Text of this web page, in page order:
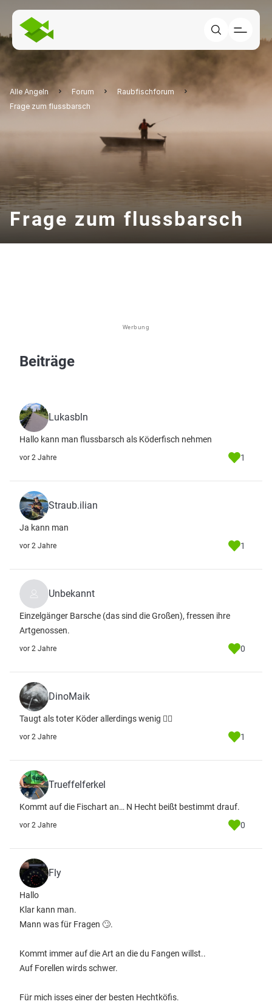
Alle Angeln Forum
Raubfischforum
Frage zum flussbarsch
Frage zum flussbarsch
Werbung
Beiträge
Lukasbln
Hallo kann man flussbarsch als Köderfisch nehmen
vor 2 Jahre 1
Straub.ilian
Ja kann man
vor 2 Jahre 1
Unbekannt
Einzelgänger Barsche (das sind die Großen), fressen ihre
Artgenossen.
vor 2 Jahre 0
DinoMaik
Taugt als toter Köder allerdings wenig 🤷‍♂️
vor 2 Jahre 1
Trueffelferkel
Kommt auf die Fischart an… N Hecht beißt bestimmt drauf.
vor 2 Jahre 0
Fly
Hallo
Klar kann man.
Mann was für Fragen 🙄.
Kommt immer auf die Art an die du Fangen willst..
Auf Forellen wirds schwer.
Für mich isses einer der besten Hechtköfis.